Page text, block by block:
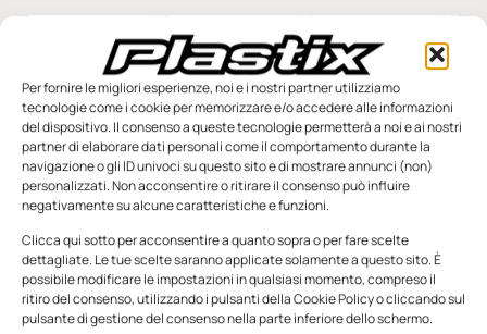
Per fornire le migliori esperienze, noi e i nostri partner utilizziamo
tecnologie come i cookie per memorizzare e/o accedere alle informazioni
del dispositivo. Il consenso a queste tecnologie permetterà a noi e ai nostri
partner di elaborare dati personali come il comportamento durante la
navigazione o gli ID univoci su questo sito e di mostrare annunci (non)
personalizzati. Non acconsentire o ritirare il consenso può influire
negativamente su alcune caratteristiche e funzioni.
Clicca qui sotto per acconsentire a quanto sopra o per fare scelte
dettagliate. Le tue scelte saranno applicate solamente a questo sito. È
possibile modificare le impostazioni in qualsiasi momento, compreso il
ritiro del consenso, utilizzando i pulsanti della Cookie Policy o cliccando sul
pulsante di gestione del consenso nella parte inferiore dello schermo.
n.5 - Giugno 2026 n.4 - Maggio 2026
Notizie da Meccanicanews